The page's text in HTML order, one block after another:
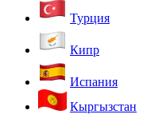
Турция
Кипр
Испания
Кыргызстан